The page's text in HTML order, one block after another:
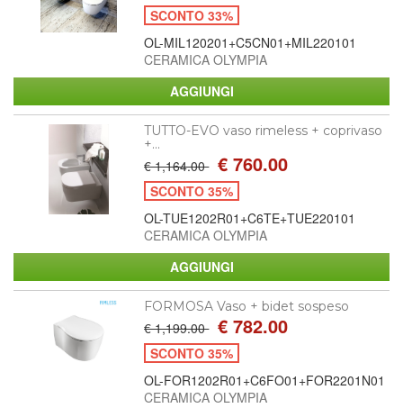
SCONTO 33%
OL-MIL120201+C5CN01+MIL220101
CERAMICA OLYMPIA
TUTTO-EVO vaso rimeless + coprivaso
+...
€ 1,164.00 € 760.00
SCONTO 35%
OL-TUE1202R01+C6TE+TUE220101
CERAMICA OLYMPIA
FORMOSA Vaso + bidet sospeso
€ 1,199.00 € 782.00
SCONTO 35%
OL-FOR1202R01+C6FO01+FOR2201N01
CERAMICA OLYMPIA